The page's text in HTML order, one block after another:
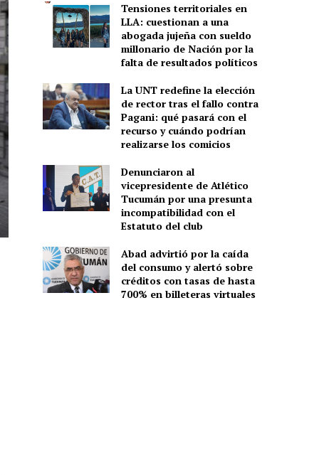
Tensiones territoriales en
LLA: cuestionan a una
abogada jujeña con sueldo
millonario de Nación por la
falta de resultados políticos
La UNT redefine la elección
de rector tras el fallo contra
Pagani: qué pasará con el
recurso y cuándo podrían
realizarse los comicios
Denunciaron al
vicepresidente de Atlético
Tucumán por una presunta
incompatibilidad con el
Estatuto del club
Abad advirtió por la caída
del consumo y alertó sobre
créditos con tasas de hasta
700% en billeteras virtuales